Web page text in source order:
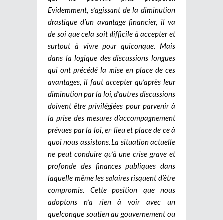
Evidemment, s’agissant de la diminution
drastique d’un avantage financier, il va
de soi que cela soit difficile à accepter et
surtout à vivre pour quiconque. Mais
dans la logique des discussions longues
qui ont précédé la mise en place de ces
avantages, il faut accepter qu’après leur
diminution par la loi, d’autres discussions
doivent être privilégiées pour parvenir à
la prise des mesures d’accompagnement
prévues par la loi, en lieu et place de ce à
quoi nous assistons. La situation actuelle
ne peut conduire qu’à une crise grave et
profonde des finances publiques dans
laquelle même les salaires risquent d’être
compromis. Cette position que nous
adoptons n’a rien à voir avec un
quelconque soutien au gouvernement ou